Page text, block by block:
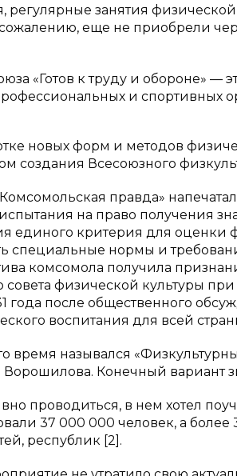
регулярные занятия
еще не приобрели
«Готов к труду и обороне» —
и спортивных
новых форм и методов
создания Всесоюзного
правда»
на право получения
единого критерия для оценки
специальные нормы и
комсомола получила
физической культуры
года после общественного
воспитания для всей
время назывался
Ворошилова. Конечный вариант
проводиться, в нем хотел
37 000 000 человек, а
республик [2].